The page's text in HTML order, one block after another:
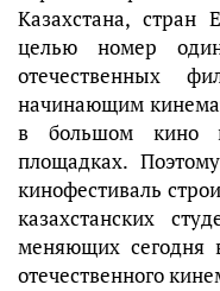
Казахстана,
целью номер
отечественных
начинающим
в большом кино
площадках.
кинофестиваль
казахстанских
меняющих сегодня
отечественного